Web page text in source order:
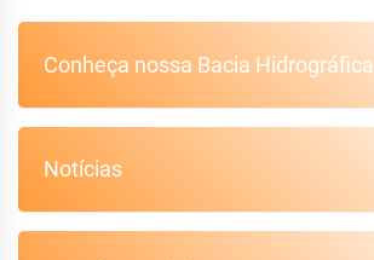
Conheça nossa Bacia Hidrográfica
Notícias